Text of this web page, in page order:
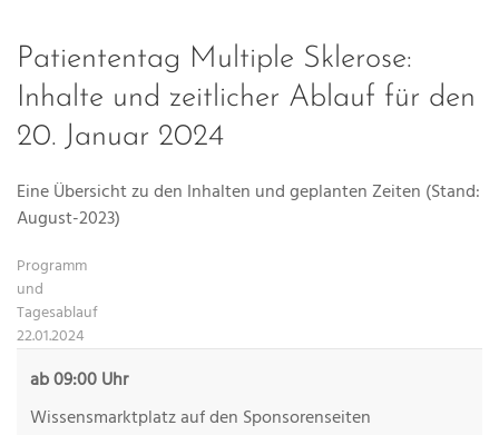
Patiententag Multiple Sklerose:
Inhalte und zeitlicher Ablauf für den
20. Januar 2024
Eine Übersicht zu den Inhalten und geplanten Zeiten (Stand:
August-2023)
Programm
und
Tagesablauf
22.01.2024
ab 09:00 Uhr
Wissensmarktplatz auf den Sponsorenseiten